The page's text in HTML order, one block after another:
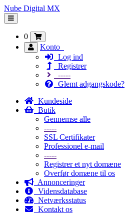
Nube Digital MX
Skift
navigation
0
Konto
Log ind
Registrer
-----
Glemt adgangskode?
Kundeside
Butik
Gennemse alle
-----
SSL Certifikater
Professionel e-mail
-----
Registrer et nyt domæne
Overfør domæne til os
Annonceringer
Vidensdatabase
Netværksstatus
Kontakt os